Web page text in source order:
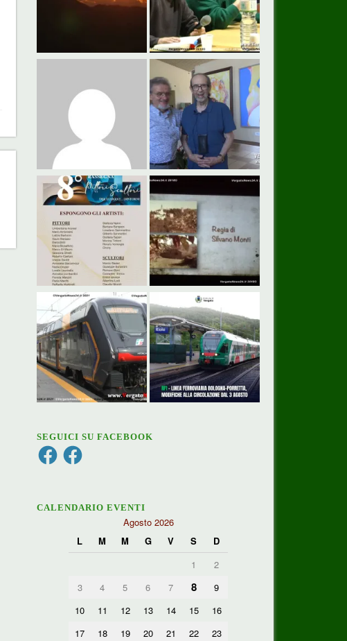
SEGUICI SU FACEBOOK
FacebookFacebook
CALENDARIO EVENTI
Agosto 2026
L
M M G V S
D
1
2
3
4 5 6 7 8
9
10
11 12 13 14 15
16
17
18 19 20 21 22
23